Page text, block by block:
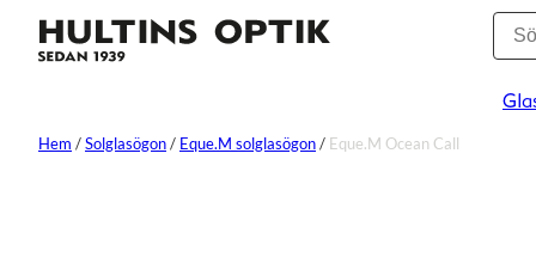
Hem /Solglasögon/ Eque.M solglasögon/ Eque.M Ocean Call